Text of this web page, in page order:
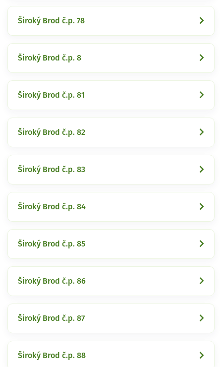
Široký Brod č.p. 78
Široký Brod č.p. 8
Široký Brod č.p. 81
Široký Brod č.p. 82
Široký Brod č.p. 83
Široký Brod č.p. 84
Široký Brod č.p. 85
Široký Brod č.p. 86
Široký Brod č.p. 87
Široký Brod č.p. 88